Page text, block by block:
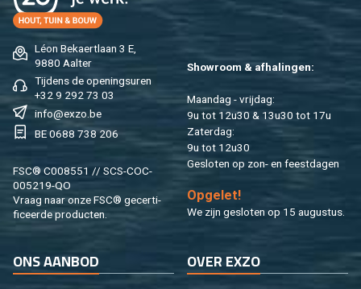
Léon Be­kaert­laan 3 E,
9880 Aal­ter
Tij­dens de ope­nings­uren
+32 9 292 73 03
info@​exzo.​be
BE 0688 738 206
FSC® C008551 // SCS-COC-
005219-QO
Vraag naar onze FSC® ge­cer­ti­
fi­ceer­de pro­duc­ten.
Show­room & af­ha­lin­gen:
Maan­dag - vrij­dag:
9u tot 12u30 & 13u30 tot 17u
Za­ter­dag:
9u tot 12u30
Ge­slo­ten op zon- en feest­da­gen
Op­ge­let!
We zijn ge­slo­ten op 15 au­gus­tus.
ONS AAN­BOD OVER EXZO